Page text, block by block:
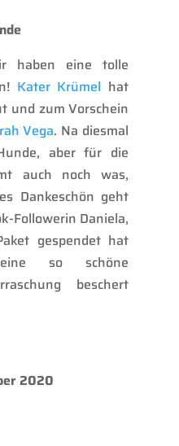
haben eine tolle
Kater Krümel hat
und zum Vorschein
Vega. Na diesmal
aber für die
auch noch was,
Dankeschön geht
Followerin Daniela,
gespendet hat
so schöne
beschert
2020